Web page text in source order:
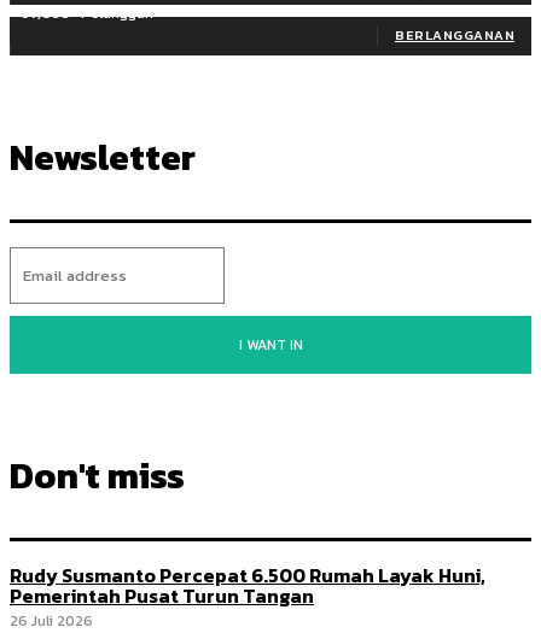
97,058 Pelanggan
BERLANGGANAN
Newsletter
I WANT IN
Don't miss
Rudy Susmanto Percepat 6.500 Rumah Layak Huni,
Pemerintah Pusat Turun Tangan
26 Juli 2026